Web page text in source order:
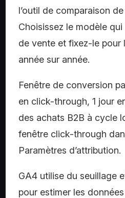
l’outil de comparaison
Choisissez le modèle
de vente et fixez-le pour
année sur année.
Fenêtre de conversion
en click-through, 1 jour
des achats B2B à cycle
fenêtre click-through
Paramètres d’attribution.
GA4 utilise du seuillage
pour estimer les